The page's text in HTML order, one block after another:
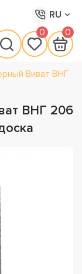
RU
0 0
Виват ВНГ
ВНГ 206